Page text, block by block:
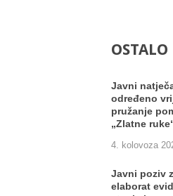
OSTALO
Javni
određeno
pružanje
„Zlatne
4. kolovoza
Javni poziv
elaborat